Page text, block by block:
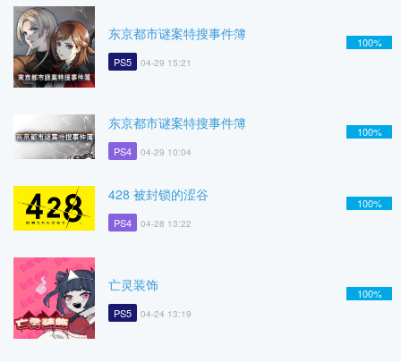
东京都市谜案特搜事件簿
PS5 04-29 15:21
100%
东京都市谜案特搜事件簿
PS4 04-29 10:04
100%
428 被封锁的涩谷
PS4 04-28 13:22
100%
亡灵装饰
PS5 04-24 13:19
100%